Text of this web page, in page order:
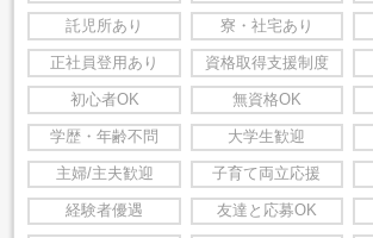
託児所あり 寮・社宅あり
正社員登用あり 資格取得支援制度
初心者OK 無資格OK
学歴・年齢不問 大学生歓迎
主婦/主夫歓迎 子育て両立応援
経験者優遇 友達と応募OK